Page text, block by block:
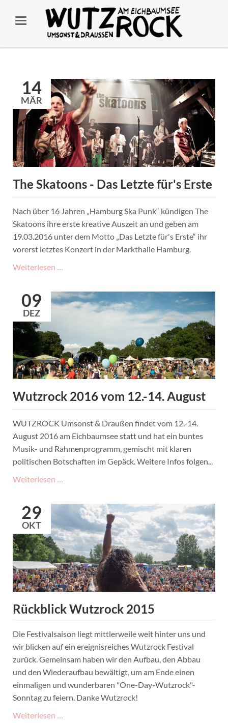
14
MÄR
The Skatoons - Das Letzte für's Erste
Nach über 16 Jahren „Hamburg Ska Punk“ kündigen The
Skatoons ihre erste kreative Auszeit an und geben am
19.03.2016 unter dem Motto „Das Letzte für's Erste“ ihr
vorerst letztes Konzert in der Markthalle Hamburg.
Weiterlesen …
-
Das
Erste
09
DEZ
Wutzrock 2016 vom 12.-14. August
WUTZROCK Umsonst & Draußen findet vom 12.-14.
August 2016 am Eichbaumsee statt und hat ein buntes
Musik- und Rahmenprogramm, gemischt mit klaren
politischen Botschaften im Gepäck. Weitere Infos folgen...
Weiterlesen …
vom
12.-14.
August
29
OKT
Rückblick Wutzrock 2015
Die Festivalsaison liegt mittlerweile weit hinter uns und
wir blicken auf ein ereignisreiches Wutzrock Festival
zurück. Gemeinsam haben wir den Aufbau, den Abbau
und den Wiederaufbau bewältigt, um am Ende einen
einmaligen und wunderbaren "One-Day-Wutzrock"-
Sonntag zu feiern. Danke Wutzrock!
Weiterlesen …